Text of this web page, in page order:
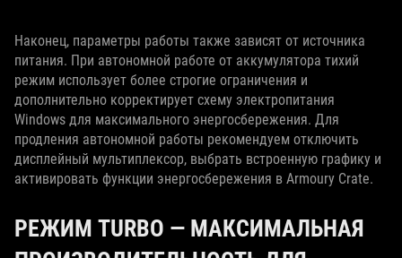
Наконец, параметры работы также зависят от источника
питания. При автономной работе от аккумулятора тихий
режим использует более строгие ограничения и
дополнительно корректирует схему электропитания
Windows для максимального энергосбережения. Для
продления автономной работы рекомендуем отключить
дисплейный мультиплексор, выбрать встроенную графику и
активировать функции энергосбережения в Armoury Crate.
РЕЖИМ TURBO — МАКСИМАЛЬНАЯ